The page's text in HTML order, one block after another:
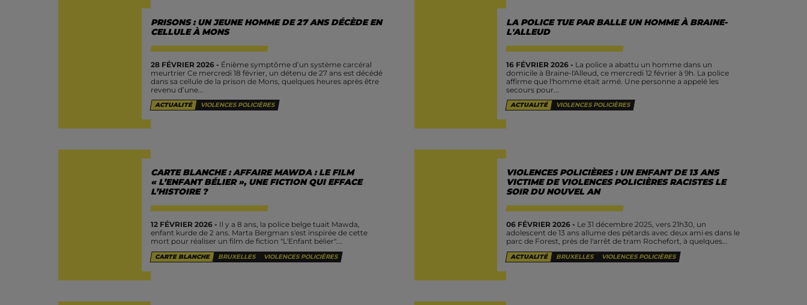
PRISONS : UN JEUNE HOMME DE 27 ANS DÉCÈDE EN
CELLULE À MONS
28 FÉVRIER 2026 - Énième symptôme d’un système carcéral
meurtrier Ce mercredi 18 février, un détenu de 27 ans est décédé
dans sa cellule de la prison de Mons, quelques heures après être
revenu d’une...
ACTUALITÉ VIOLENCES POLICIÈRES
LA POLICE TUE PAR BALLE UN HOMME À BRAINE-
L'ALLEUD
16 FÉVRIER 2026 - La police a abattu un homme dans un
domicile à Braine-l'Alleud, ce mercredi 12 février à 9h. La police
affirme que l'homme était armé. Une personne a appelé les
secours pour...
ACTUALITÉ VIOLENCES POLICIÈRES
CARTE BLANCHE : AFFAIRE MAWDA : LE FILM
« L’ENFANT BÉLIER », UNE FICTION QUI EFFACE
L’HISTOIRE ?
12 FÉVRIER 2026 - Il y a 8 ans, la police belge tuait Mawda,
enfant kurde de 2 ans. Marta Bergman s'est inspirée de cette
mort pour réaliser un film de fiction "L'Enfant bélier"....
CARTE BLANCHE BRUXELLES VIOLENCES POLICIÈRES
VIOLENCES POLICIÈRES : UN ENFANT DE 13 ANS
VICTIME DE VIOLENCES POLICIÈRES RACISTES LE
SOIR DU NOUVEL AN
06 FÉVRIER 2026 - Le 31 décembre 2025, vers 21h30, un
adolescent de 13 ans allume des pétards avec deux ami·es dans le
parc de Forest, près de l'arrêt de tram Rochefort, à quelques...
ACTUALITÉ BRUXELLES VIOLENCES POLICIÈRES